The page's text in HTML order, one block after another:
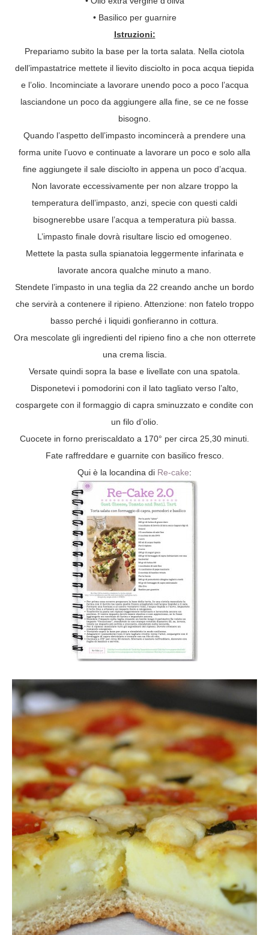
• Basilico per guarnire
Istruzioni:
Prepariamo subito la base per la torta salata. Nella ciotola
dell’impastatrice mettete il lievito disciolto in poca acqua tiepida
e l’olio. Incominciate a lavorare unendo poco a poco l’acqua
lasciandone un poco da aggiungere alla fine, se ce ne fosse
bisogno.
Quando l’aspetto dell’impasto incomincerà a prendere una
forma unite l’uovo e continuate a lavorare un poco e solo alla
fine aggiungete il sale disciolto in appena un poco d’acqua.
Non lavorate eccessivamente per non alzare troppo la
temperatura dell’impasto, anzi, specie con questi caldi
bisognerebbe usare l’acqua a temperatura più bassa.
L’impasto finale dovrà risultare liscio ed omogeneo.
Mettete la pasta sulla spianatoia leggermente infarinata e
lavorate ancora qualche minuto a mano.
Stendete l’impasto in una teglia da 22 creando anche un bordo
che servirà a contenere il ripieno. Attenzione: non fatelo troppo
basso perché i liquidi gonfieranno in cottura.
Ora mescolate gli ingredienti del ripieno fino a che non otterrete
una crema liscia.
Versate quindi sopra la base e livellate con una spatola.
Disponetevi i pomodorini con il lato tagliato verso l’alto,
cospargete con il formaggio di capra sminuzzato e condite con
un filo d’olio.
Cuocete in forno preriscaldato a 170° per circa 25,30 minuti.
Fate raffreddare e guarnite con basilico fresco.
Qui è la locandina di Re-cake: